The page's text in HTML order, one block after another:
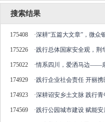
搜索结果
175408 ·深耕“五篇大文章”，微众
175226 ·践行总体国家安全观，荆
175022 ·情系四川，爱洒马边——
174929 ·践行企业社会责任 开丽
174923 ·深耕诏安乡土文脉 践行青
174569 ·践行公园城市建设 赋能